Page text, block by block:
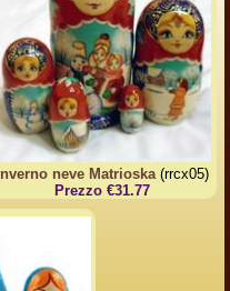
Inverno neve Matrioska(rrcx05)
Prezzo €31.77